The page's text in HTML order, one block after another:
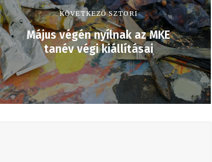
KÖVETKEZŐ SZTORI
Május végén nyílnak az MKE
tanév végi kiállításai